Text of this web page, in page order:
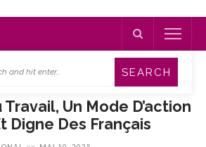
Un Mode D’action
Digne Des Français